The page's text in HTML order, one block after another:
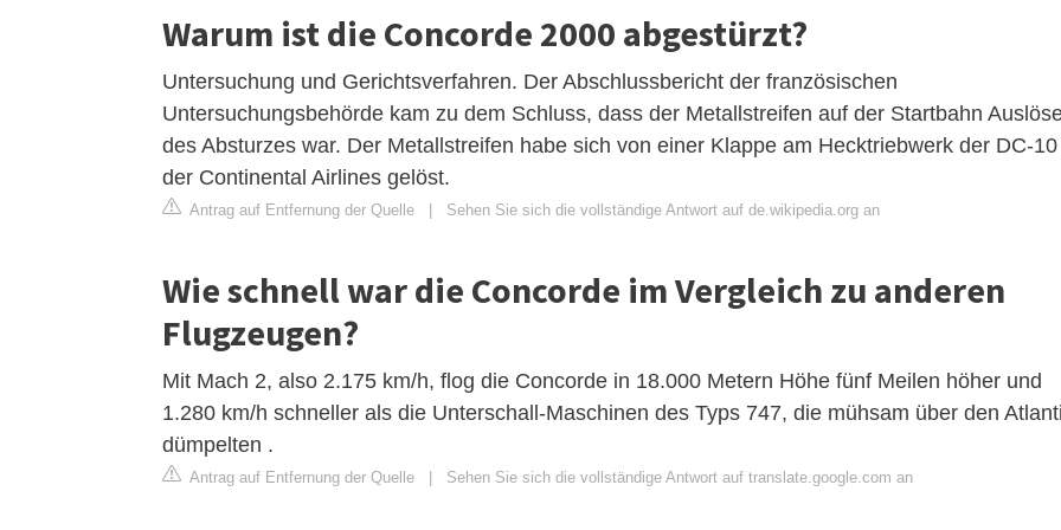
Warum ist die Concorde 2000 abgestürzt?
Untersuchung und Gerichtsverfahren. Der Abschlussbericht der französischen
Untersuchungsbehörde kam zu dem Schluss, dass der Metallstreifen auf der Startbahn
des Absturzes war. Der Metallstreifen habe sich von einer Klappe am Hecktriebwerk der DC-10
der Continental Airlines gelöst.
Antrag auf Entfernung der Quelle | Sehen Sie sich die vollständige Antwort auf de.wikipedia.org an
Wie schnell war die Concorde im Vergleich zu anderen
Flugzeugen?
Mit Mach 2, also 2.175 km/h, flog die Concorde in 18.000 Metern Höhe fünf Meilen höher und
1.280 km/h schneller als die Unterschall-Maschinen des Typs 747, die mühsam über den
dümpelten .
Antrag auf Entfernung der Quelle | Sehen Sie sich die vollständige Antwort auf translate.google.com an